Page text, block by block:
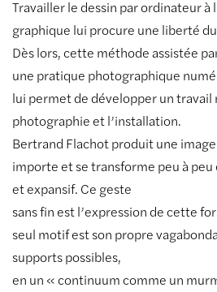
Travailler le dessin par ordinateur à
graphique lui procure une liberté
Dès lors, cette méthode assistée
une pratique photographique
lui permet de développer un travail
photographie et l’installation.
Bertrand Flachot produit une
importe et se transforme peu à
et expansif. Ce geste
sans fin est l’expression de cette
seul motif est son propre
supports possibles,
en un « continuum comme un